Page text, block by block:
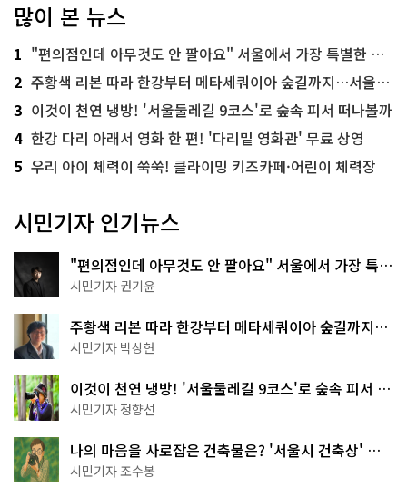
많이 본 뉴스
1 "편의점인데 아무것도 안 팔아요" 서울에서 가장 특별한 편의점의 정체
2 주황색 리본 따라 한강부터 메타세쿼이아 숲길까지…서울둘레길 15코스
3 이것이 천연 냉방! '서울둘레길 9코스'로 숲속 피서 떠나볼까
4 한강 다리 아래서 영화 한 편! '다리밑 영화관' 무료 상영
5 우리 아이 체력이 쑥쑥! 클라이밍 키즈카페·어린이 체력장
시민기자 인기뉴스
"편의점인데 아무것도 안 팔아요" 서울에서 가장 특별
한 편의점의 정체
시민기자 권기윤
주황색 리본 따라 한강부터 메타세쿼이아 숲길까지…
서울둘레길 15코스
시민기자 박상현
이것이 천연 냉방! '서울둘레길 9코스'로 숲속 피서 떠
나볼까
시민기자 정향선
나의 마음을 사로잡은 건축물은? '서울시 건축상' 수
상작 공개!
시민기자 조수봉